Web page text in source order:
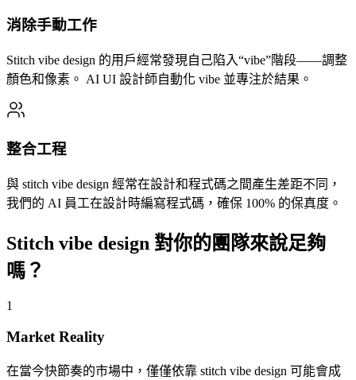
消除手動工作
Stitch vibe design 的用戶經常發現自己陷入“vibe”階段——調整
顏色和像素。 AI UI 設計師自動化 vibe 並專注於結果。
整合工程
與 stitch vibe design 經常在設計和程式碼之間產生差距不同，
我們的 AI 員工在設計時編寫程式碼，確保 100% 的保真度。
Stitch vibe design 對你的團隊來說足夠
嗎？
1
Market Reality
在當今快節奏的市場中，僅僅依靠 stitch vibe design 可能會成